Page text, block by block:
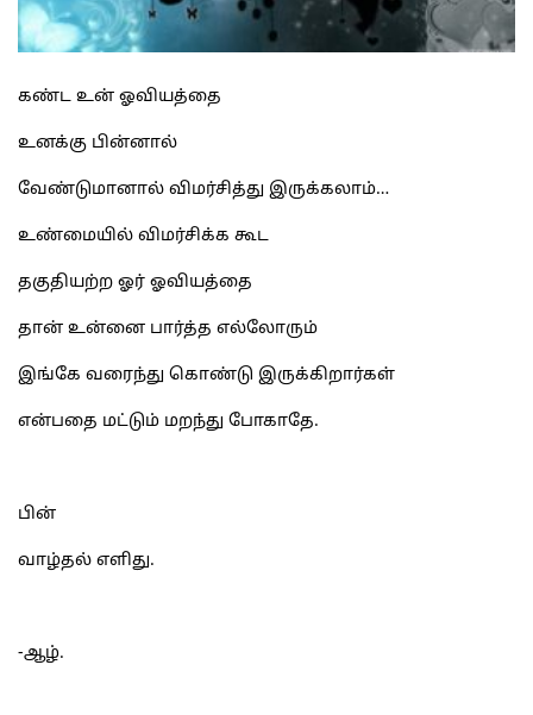
கண்ட உன் ஓவியத்தை
உனக்கு பின்னால்
வேண்டுமானால் விமர்சித்து இருக்கலாம்…
உண்மையில் விமர்சிக்க கூட
தகுதியற்ற ஓர் ஓவியத்தை
தான் உன்னை பார்த்த எல்லோரும்
இங்கே வரைந்து கொண்டு இருக்கிறார்கள்
என்பதை மட்டும் மறந்து போகாதே.
பின்
வாழ்தல் எளிது.
-ஆழ்.